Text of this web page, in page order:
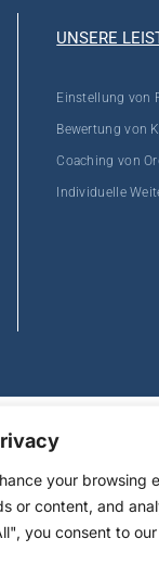
your browsing
or content, and
you consent to
UNSERE
Einstellung von
Bewertung von
Coaching von
Individuelle